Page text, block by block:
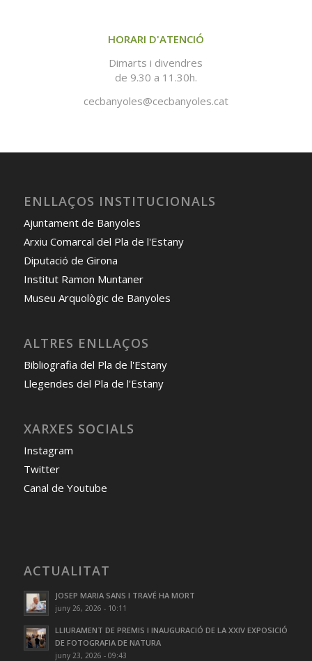
HORARI D'ATENCIÓ
Dimarts i divendres
de 9.30 a 11.30h.
cecbanyoles@cecbanyoles.cat
ENLLAÇOS INSTITUCIONALS
Ajuntament de Banyoles
Arxiu Comarcal del Pla de l'Estany
Diputació de Girona
Institut Ramon Muntaner
Museu Arquològic de Banyoles
ALTRES ENLLAÇOS
Bibliografia del Pla de l'Estany
Llegendes del Pla de l'Estany
XARXES SOCIALS
Instagram
Twitter
Canal de Youtube
ACTUALITAT
JOSEP MARIA SANS I TRAVÉ HA MORT
juny 26, 2026 - 10:11
LLIURAMENT DE PREMIS I INAUGURACIÓ DE LA XXIV EXPOSICIÓ
DE FOTOGRAFIA DE NATURA
juny 23, 2026 - 09:43